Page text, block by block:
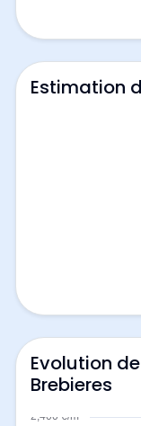
Estimation
Evolution
Brebieres